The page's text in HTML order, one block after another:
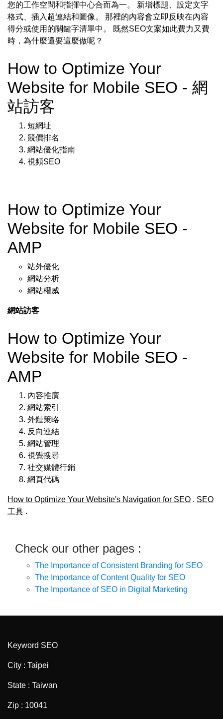
您的工作空間和指揮中心合而為一。 新增標題、設定文字
格式、插入超連結和圖像。 那裡的內容會立即反映在內容
得分或使用的關鍵字清單中。 既然SEO文案如此費力又費
時，為什麼還要這麼做呢？
How to Optimize Your
Website for Mobile SEO - 網
站訪客
短網址
競價排名
網站優化指南
視頻SEO
How to Optimize Your
Website for Mobile SEO -
AMP
站外優化
網站分析
網站權威
網站訪客
How to Optimize Your
Website for Mobile SEO -
AMP
內容推廣
網站索引
外鏈策略
反向連結
網站管理
視覺搜尋
社交媒體行銷
網頁代碼
How to Optimize Your Website's Navigation for SEO . SEO
工具 .
Check our other pages :
The Importance of Consistent Branding for SEO
The Importance of Content Quality for SEO
The Importance of SEO in Digital Marketing
Keyword SEO
City : Taipei
State : Taiwan
Zip : 10041